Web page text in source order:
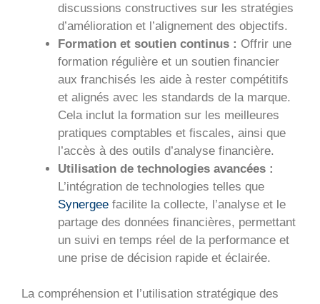
discussions constructives sur les stratégies
d’amélioration et l’alignement des objectifs.
Formation et soutien continus : Offrir une
formation régulière et un soutien financier
aux franchisés les aide à rester compétitifs
et alignés avec les standards de la marque.
Cela inclut la formation sur les meilleures
pratiques comptables et fiscales, ainsi que
l’accès à des outils d’analyse financière.
Utilisation de technologies avancées :
L’intégration de technologies telles que
Synergee facilite la collecte, l’analyse et le
partage des données financières, permettant
un suivi en temps réel de la performance et
une prise de décision rapide et éclairée.
La compréhension et l’utilisation stratégique des